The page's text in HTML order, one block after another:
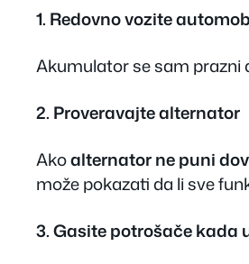
1. Redovno vozite
Akumulator se sam prazni
2. Proveravajte alternator
Akoalternator ne puni
može pokazati da li sve
3. Gasite potrošače kada